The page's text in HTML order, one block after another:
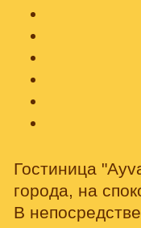
Гостиница
города, на
В